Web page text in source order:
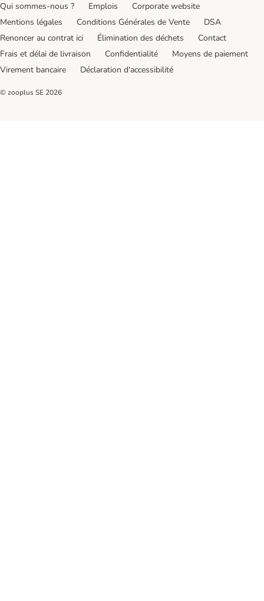
Qui sommes-nous ? Emplois
Corporate website
Mentions légales
Conditions Générales de Vente
DSA
Renoncer au contrat ici
Élimination des déchets
Contact
Frais et délai de livraison
Confidentialité
Moyens de paiement
Virement bancaire
Déclaration d'accessibilité
© zooplus SE 2026